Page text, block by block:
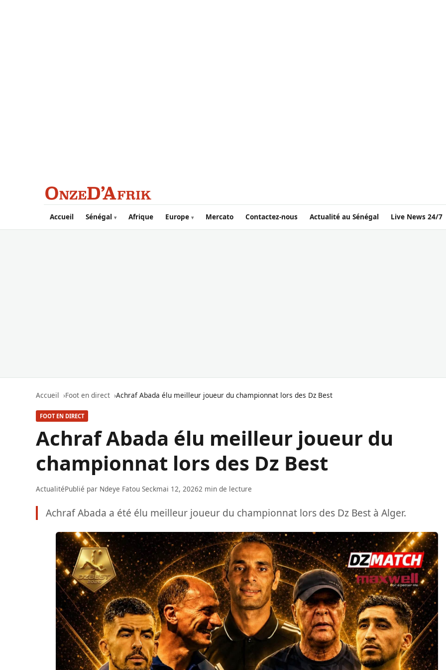
Aller au contenu principal
Accueil Sénégal Afrique Europe Mercato Contactez-nous Actualité au Sénégal Live News 24/7
Accueil Foot en direct Achraf Abada élu meilleur joueur du championnat lors des Dz Best
FOOT EN DIRECT
Achraf Abada élu meilleur joueur du
championnat lors des Dz Best
ActualitéPublié par Ndeye Fatou Seckmai 12, 20262 min de lecture
Achraf Abada a été élu meilleur joueur du championnat lors des Dz Best à Alger.